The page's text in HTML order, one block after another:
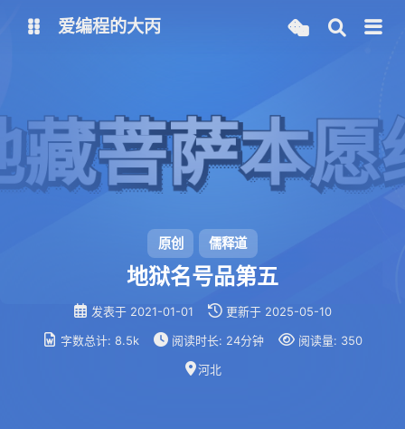
大丙课堂 微信公众号
QQ交流群 微信
码云
俞静公遇灶神记
爱编程的大丙
原创 儒释道
地狱名号品第五
发表于 2021-01-01 更新于 2025-05-10
字数总计: 8.5k 阅读时长: 24分钟 阅读量: 350
河北